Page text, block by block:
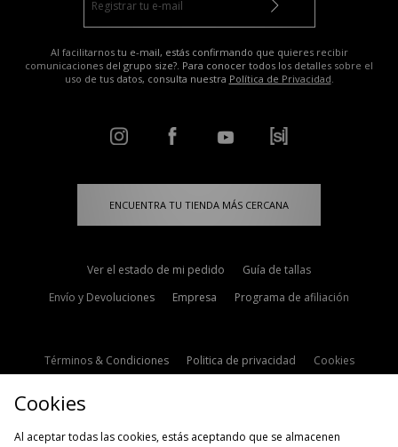
Al facilitarnos tu e-mail, estás confirmando que quieres recibir
comunicaciones del grupo size?. Para conocer todos los detalles sobre el
uso de tus datos, consulta nuestra Política de Privacidad.
ENCUENTRA TU TIENDA MÁS CERCANA
Ver el estado de mi pedido
Guía de tallas
Envío y Devoluciones
Empresa Programa de afiliación
Términos & Condiciones Politica de privacidad
Cookies
Cookies
Al aceptar todas las cookies, estás aceptando que se almacenen